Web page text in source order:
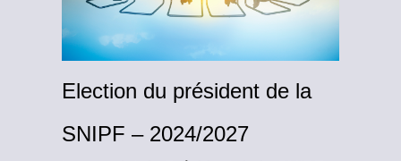
Election du président de la
SNIPF – 2024/2027